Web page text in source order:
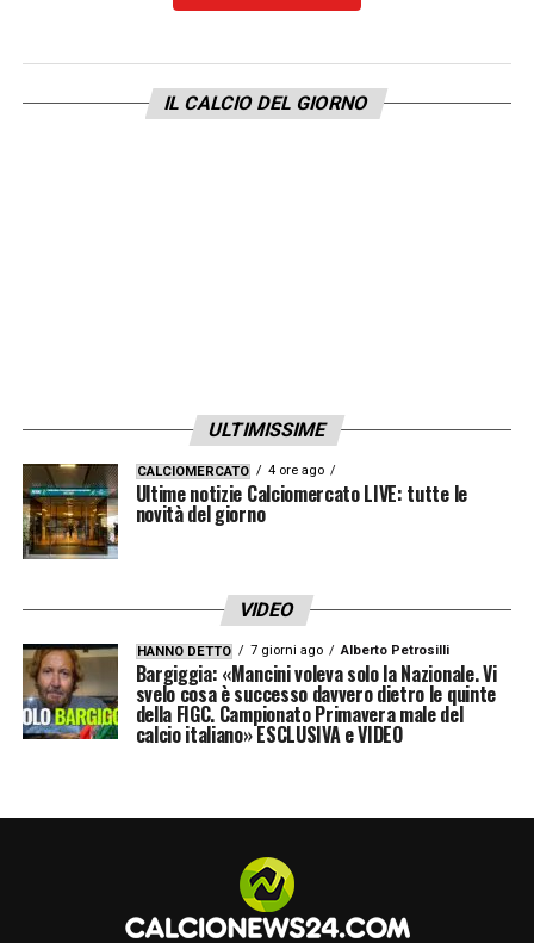
sul fronte organizzativo che su quello
calcistica guarda al futuro con rinnovata
speranza e la consapevolezza delle proprie
IL CALCIO DEL GIORNO
ULTIMISSIME
CALCIOMERCATO 4 ore ago
Ultime notizie Calciomercato LIVE: tutte le
novità del giorno
VIDEO
HANNO DETTO 7 giorni ago Alberto Petrosilli
Bargiggia: «Mancini voleva solo la Nazionale. Vi
svelo cosa è successo davvero dietro le quinte
della FIGC. Campionato Primavera male del
calcio italiano» ESCLUSIVA e VIDEO